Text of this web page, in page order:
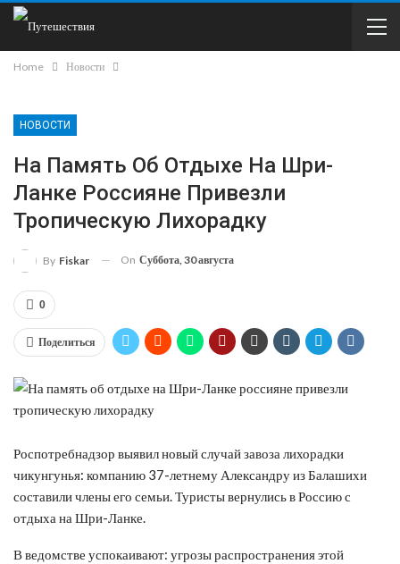
Home Новости
НОВОСТИ
На Память Об Отдыхе На Шри-
Ланке Россияне Привезли
Тропическую Лихорадку
By Fiskar On Суббота, 30 августа
0
Поделиться
Роспотребнадзор выявил новый случай завоза лихорадки
чикунгунья: компанию 37-летнему Александру из Балашихи
составили члены его семьи. Туристы вернулись в Россию с
отдыха на Шри-Ланке.
В ведомстве успокаивают: угрозы распространения этой